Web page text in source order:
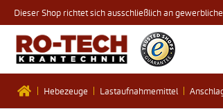
Hauptinhalt springen
Zur Suche springen
Zur Hauptnavigation springen
Dieser Shop richtet sich ausschließlich an
Hebezeuge Lastaufnahmemittel